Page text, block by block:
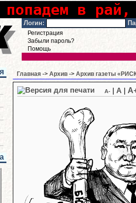
попадем в
Логин:
Регистрация
Забыли пароль?
Помощь
Главная -> Архив -> Архив газеты
A- A